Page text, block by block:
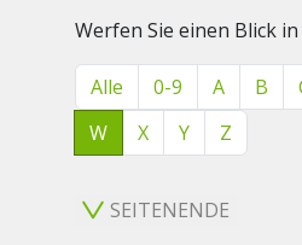
Werfen Sie einen Blick
Alle 0-9 A B
W
X Y Z
SEITENENDE